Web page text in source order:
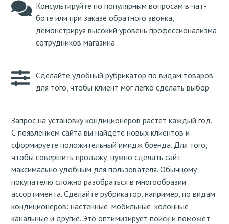
Консультируйте по популярным вопросам в чат-
боте или при заказе обратного звонка,
демонстрируя высокий уровень профессионализма
сотрудников магазина
Сделайте удобный рубрикатор по видам товаров
для того, чтобы клиент мог легко сделать выбор
Запрос на установку кондиционеров растет каждый год.
С появлением сайта вы найдете новых клиентов и
сформируете положительный имидж бренда. Для того,
чтобы совершить продажу, нужно сделать сайт
максимально удобным для пользователя. Обычному
покупателю сложно разобраться в многообразии
ассортимента. Сделайте рубрикатор, например, по видам
кондиционеров: настенные, мобильные, колонные,
канальные и другие. Это оптимизирует поиск и поможет